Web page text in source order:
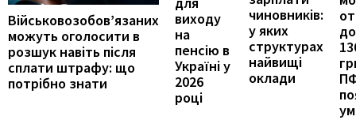
Військовозобов’язаних
можуть оголосити в
розшук навіть після
сплати штрафу: що
потрібно знати
виходу
на
пенсію в
Україні у
2026
році
чиновників:
у яких
структурах
найвищі
оклади